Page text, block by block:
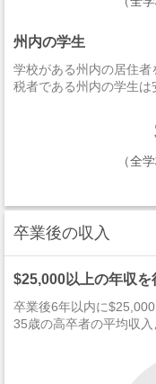
州内の学生
学校がある州内の居住
税者である州内の学生は
（全
卒業後の収入
$25,000以上の年収を
卒業後6年以内に
35歳の高卒者の平均収入